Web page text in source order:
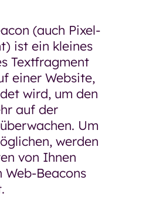
(auch Pixel-
ist ein kleines
Textfragment
einer Website,
wird, um den
auf der
Um
werden
von Ihnen
Beacons